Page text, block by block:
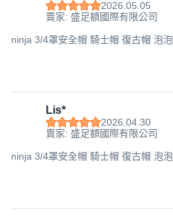
2026.05.05
賣家: 盛足額國際有限公司
ninja 3/4罩安全帽 騎士帽 復古帽 泡
Lis*
2026.04.30
賣家: 盛足額國際有限公司
ninja 3/4罩安全帽 騎士帽 復古帽 泡